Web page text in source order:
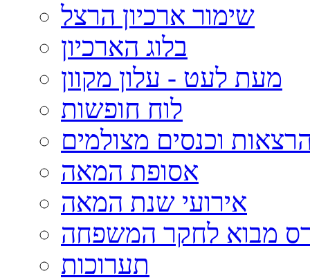
שימור ארכיון הרצל
בלוג הארכיון
מעת לעט - עלון מקוון
לוח חופשות
וכנסים מצולמים
אסופת המאה
אירועי שנת המאה
מבוא לחקר המשפחה
תערוכות